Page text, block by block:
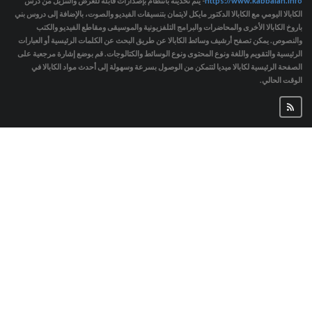
الكابالا اليومي مع الكابالا الدكتور مايكل لايتمان بتنسيقات الفيديو والصوت، بالإضافة إلى دروس بني
باروخ الكابالا الأخرى والمحاضرات والبرامج التلفزيونية والموسيقى ومقاطع الفيديو والكتب
والنصوص. يمكن تصفح أرشيف وسائط الكابالا عن طريق البحث عن الكلمات الرئيسية أو العبارات
الرئيسية والتقويم واللغة ونوع المحتوى ونوع الوسائط والكتالوجات. قم بوضع إشارة مرجعية على
الصفحة الرئيسية لكابالا ميديا لتتمكن من الوصول بسرعة وسهولة إلى أحدث مواد الكابالا في
الوقت الحالي.